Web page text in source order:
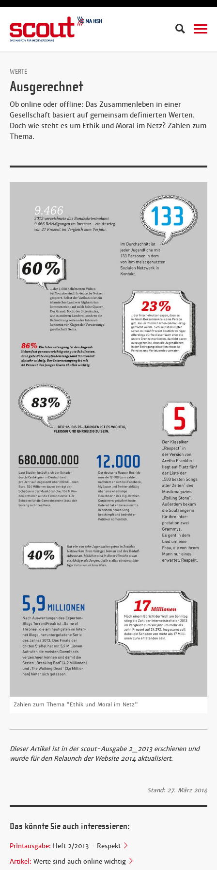
Suche
WERTE
Ausgerechnet
Ob online oder offline: Das Zusammenleben in einer
Gesellschaft basiert auf gemeinsam definierten Werten.
Doch wie steht es um Ethik und Moral im Netz? Zahlen zum
Thema.
Zahlen zum Thema "Ethik und Moral im Netz"
Dieser Artikel ist in der scout-Ausgabe 2_2013 erschienen und
wurde für den Relaunch der Website 2014 aktualisiert.
Stand: 27. März 2014
Das könnte Sie auch interessieren:
Printausgabe: Heft 2/2013 - Respekt
Artikel: Werte sind auch online wichtig